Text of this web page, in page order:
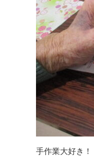
手作業大好き！